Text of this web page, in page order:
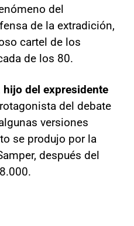
del
de la extradición,
cartel de los
de los 80.
del expresidente
del debate
versiones
se produjo por la
después del